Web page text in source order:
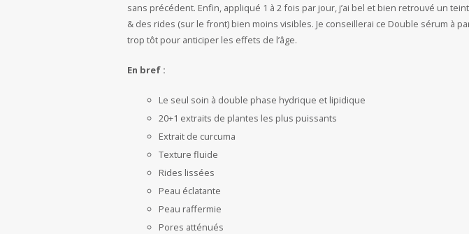
sans précédent. Enfin, appliqué 1 à 2 fois par jour, j’ai bel et bien retrouvé un
& des rides (sur le front) bien moins visibles. Je conseillerai ce Double sérum à
trop tôt pour anticiper les effets de l’âge.
En bref :
Le seul soin à double phase hydrique et lipidique
20+1 extraits de plantes les plus puissants
Extrait de curcuma
Texture fluide
Rides lissées
Peau éclatante
Peau raffermie
Pores atténués